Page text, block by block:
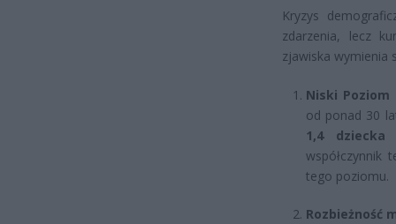
Kryzys
zdarzenia, lecz
zjawiska wymienia
Niski Poziom
od ponad 30
1,4
tego poziomu.
Rozbieżność